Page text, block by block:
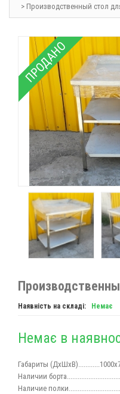
> Производственный стол
ПРОДАНО
Наявність на складі: Немає
Немає в
Габариты (ДхШхВ
Наличии
Наличие